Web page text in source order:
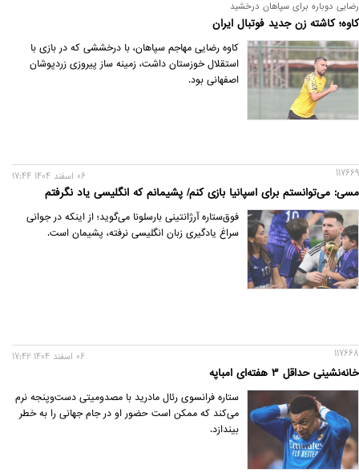
رضایی دوباره برای سپاهان درخشید
کاوه؛ کاشته زن جدید فوتبال ایران
کاوه رضایی مهاجم سپاهان، با درخششی که در بازی با
استقلال خوزستان داشت، زمینه ساز پیروزی زردپوشان
اصفهانی بود.
117669
مسی: می‌توانستم برای اسپانیا بازی کنم/ پشیمانم که انگلیسی یاد نگرفتم
06 اسفند 1404 17:44
فوق‌ستاره آرژانتینی بارسلونا می‌گوید؛ از اینکه در جوانی
سراغ یادگیری زبان انگلیسی نرفته، پشیمان است.
117668
خانه‌نشینی حداقل 3 هفته‌ای امباپه
06 اسفند 1404 17:42
ستاره فرانسوی رئال مادرید با مصدومیتی دست‌وپنجه نرم
می‌کند که ممکن است حضور او در جام جهانی را به خطر
بیندازد.